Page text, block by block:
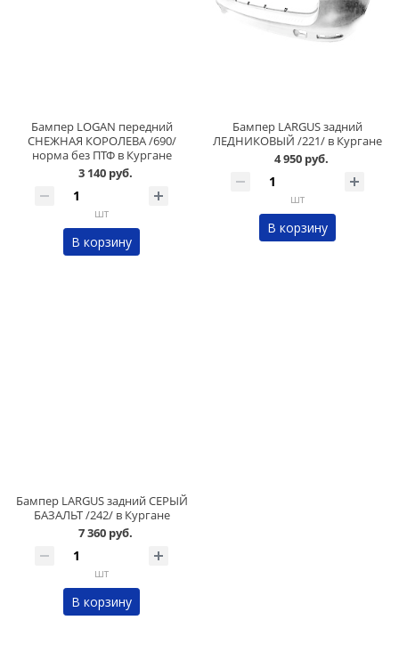
Бампер LOGAN передний
СНЕЖНАЯ КОРОЛЕВА /690/
норма без ПТФ в Кургане
3 140 руб.
шт
В корзину
Бампер LARGUS задний
ЛЕДНИКОВЫЙ /221/ в Кургане
4 950 руб.
шт
В корзину
Бампер LARGUS задний СЕРЫЙ
БАЗАЛЬТ /242/ в Кургане
7 360 руб.
шт
В корзину